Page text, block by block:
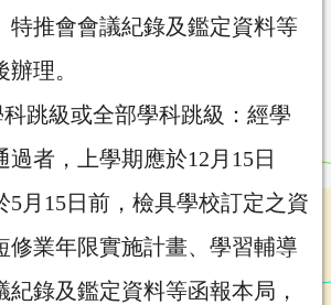
特推會會議紀錄及鑑定資料等
理。
跳級或全部學科跳級：經學
者，上學期應於12月15日
5月15日前，檢具學校訂定之資
修業年限實施計畫、學習輔導
紀錄及鑑定資料等函報本局，